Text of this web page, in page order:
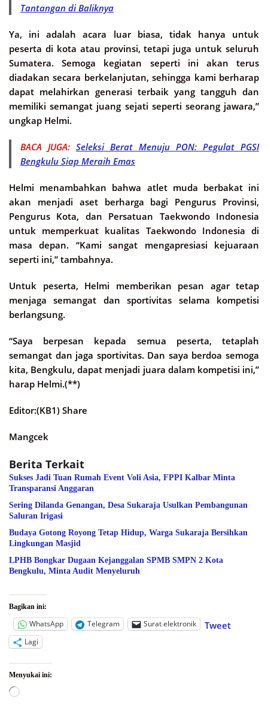
Tantangan di Baliknya
Ya, ini adalah acara luar biasa, tidak hanya untuk
peserta di kota atau provinsi, tetapi juga untuk seluruh
Sumatera. Semoga kegiatan seperti ini akan terus
diadakan secara berkelanjutan, sehingga kami berharap
dapat melahirkan generasi terbaik yang tangguh dan
memiliki semangat juang sejati seperti seorang jawara,”
ungkap Helmi.
BACA JUGA: Seleksi Berat Menuju PON: Pegulat PGSI
Bengkulu Siap Meraih Emas
Helmi menambahkan bahwa atlet muda berbakat ini
akan menjadi aset berharga bagi Pengurus Provinsi,
Pengurus Kota, dan Persatuan Taekwondo Indonesia
untuk memperkuat kualitas Taekwondo Indonesia di
masa depan. “Kami sangat mengapresiasi kejuaraan
seperti ini,” tambahnya.
Untuk peserta, Helmi memberikan pesan agar tetap
menjaga semangat dan sportivitas selama kompetisi
berlangsung.
“Saya berpesan kepada semua peserta, tetaplah
semangat dan jaga sportivitas. Dan saya berdoa semoga
kita, Bengkulu, dapat menjadi juara dalam kompetisi ini,”
harap Helmi.(**)
Editor:(KB1) Share
Mangcek
Berita Terkait
Sukses Jadi Tuan Rumah Event Voli Asia, FPPI Kalbar Minta
Transparansi Anggaran
Sering Dilanda Genangan, Desa Sukaraja Usulkan Pembangunan
Saluran Irigasi
Budaya Gotong Royong Tetap Hidup, Warga Sukaraja Bersihkan
Lingkungan Masjid
LPHB Bongkar Dugaan Kejanggalan SPMB SMPN 2 Kota
Bengkulu, Minta Audit Menyeluruh
Bagikan ini:
WhatsApp Telegram Surat elektronik Tweet
Lagi
Menyukai ini:
Memuat...